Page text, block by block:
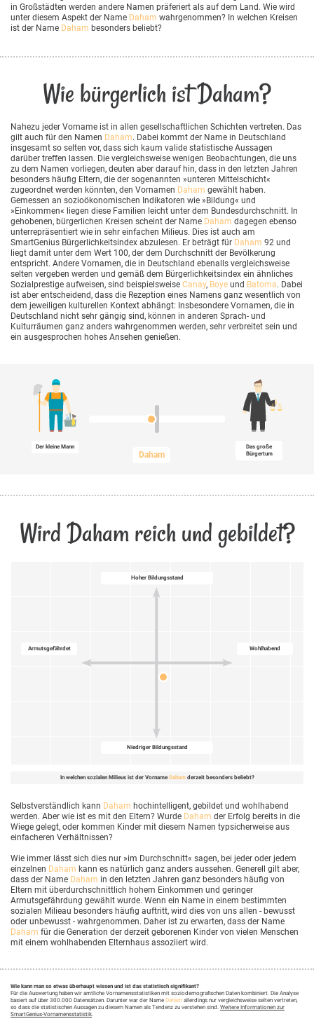
in Großstädten werden andere Namen präferiert als auf dem Land. Wie wird
unter diesem Aspekt der Name Daham wahrgenommen? In welchen Kreisen
ist der Name Daham besonders beliebt?
Wie bürgerlich ist Daham?
Nahezu jeder Vorname ist in allen gesellschaftlichen Schichten vertreten. Das
gilt auch für den Namen Daham. Dabei kommt der Name in Deutschland
insgesamt so selten vor, dass sich kaum valide statistische Aussagen
darüber treffen lassen. Die vergleichsweise wenigen Beobachtungen, die uns
zu dem Namen vorliegen, deuten aber darauf hin, dass in den letzten Jahren
besonders häufig Eltern, die der sogenannten »unteren Mittelschicht«
zugeordnet werden könnten, den Vornamen Daham gewählt haben.
Gemessen an sozioökonomischen Indikatoren wie »Bildung« und
»Einkommen« liegen diese Familien leicht unter dem Bundesdurchschnitt. In
gehobenen, bürgerlichen Kreisen scheint der Name Daham dagegen ebenso
unterrepräsentiert wie in sehr einfachen Milieus. Dies ist auch am
SmartGenius Bürgerlichkeitsindex abzulesen. Er beträgt für Daham 92 und
liegt damit unter dem Wert 100, der dem Durchschnitt der Bevölkerung
entspricht. Andere Vornamen, die in Deutschland ebenalls vergleichsweise
selten vergeben werden und gemäß dem Bürgerlichkeitsindex ein ähnliches
Sozialprestige aufweisen, sind beispielsweise Canay, Boye und Batoma. Dabei
ist aber entscheidend, dass die Rezeption eines Namens ganz wesentlich von
dem jeweiligen kulturellen Kontext abhängt: Insbesondere Vornamen, die in
Deutschland nicht sehr gängig sind, können in anderen Sprach- und
Kulturräumen ganz anders wahrgenommen werden, sehr verbreitet sein und
ein ausgesprochen hohes Ansehen genießen.
Der kleine Mann
Daham
Das große
Bürgertum
Wird Daham reich und gebildet?
Hoher Bildungsstand
Wohlhabend
Niedriger Bildungsstand
Armutsgefährdet
In welchen sozialen Milieus ist der Vorname Dahamderzeit besonders beliebt?
Selbstverständlich kann Daham hochintelligent, gebildet und wohlhabend
werden. Aber wie ist es mit den Eltern? Wurde Daham der Erfolg bereits in die
Wiege gelegt, oder kommen Kinder mit diesem Namen typsicherweise aus
einfacheren Verhältnissen?
Wie immer lässt sich dies nur »im Durchschnitt« sagen, bei jeder oder jedem
einzelnen Daham kann es natürlich ganz anders aussehen. Generell gilt aber,
dass der Name Daham in den letzten Jahren ganz besonders häufig von
Eltern mit überdurchschnittlich hohem Einkommen und geringer
Armutsgefährdung gewählt wurde. Wenn ein Name in einem bestimmten
sozialen Milieau besonders häufig auftritt, wird dies von uns allen - bewusst
oder unbewusst - wahrgenommen. Daher ist zu erwarten, dass der Name
Daham für die Generation der derzeit geborenen Kinder von vielen Menschen
mit einem wohlhabenden Elternhaus assoziiert wird.
Wie kann man so etwas überhaupt wissen und ist das statistisch signifikant?
Für die Auswertung haben wir amtliche Vornamensstatistiken mit soziodemografischen Daten kombiniert. Die Analyse
basiert auf über 300.000 Datensätzen. Darunter war der Name Daham allerdings nur vergleichsweise selten vertreten,
so dass die statistischen Aussagen zu diesem Namen als Tendenz zu verstehen sind. Weitere Informationen zur
SmartGenius-Vornamensstatistik.